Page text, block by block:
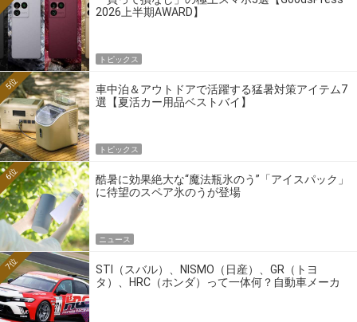
2026上半期AWARD】
トピックス
車中泊＆アウトドアで活躍する猛暑対策アイテム7
選【夏活カー用品ベストバイ】
5位
トピックス
酷暑に効果絶大な“魔法瓶氷のう”「アイスパック」
に待望のスペア氷のうが登場
6位
ニュース
STI（スバル）、NISMO（日産）、GR（トヨ
タ）、HRC（ホンダ）って一体何？自動車メーカ
7位